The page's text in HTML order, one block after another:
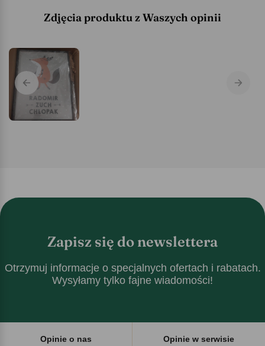
Zdjęcia produktu z Waszych opinii
Zapisz się do newslettera
Otrzymuj informacje o specjalnych ofertach i rabatach.
Wysyłamy tylko fajne wiadomości!
Opinie o nas Opinie w serwisie